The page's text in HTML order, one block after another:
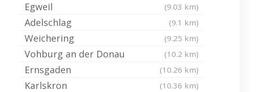
Egweil (9.03 km)
Adelschlag (9.1 km)
Weichering (9.25 km)
Vohburg an der Donau (10.2 km)
Ernsgaden (10.26 km)
Karlskron (10.36 km)